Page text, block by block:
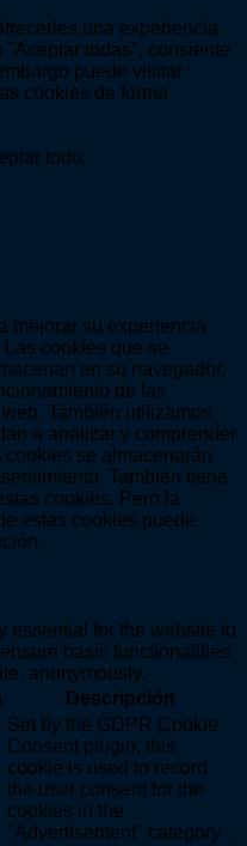
una experiencia
todas", consiente
puede visitar
cookies de forma
todo
mejorar su experiencia
cookies que se
en su navegador,
de las
También utilizamos
a analizar y comprender
se almacenarán
También tiene
cookies. Pero la
estas cookies puede
essential for the website to
basic functionalities
anonymously.
Descripción
Set by the GDPR Cookie
Consent plugin, this
cookie is used to record
the user consent for the
cookies in the
"Advertisement" category .